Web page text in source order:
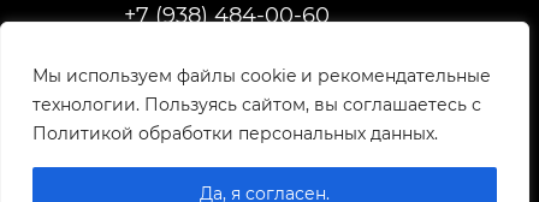
Мы используем файлы cookie и рекомендательные
технологии. Пользуясь сайтом, вы соглашаетесь с
Политикой обработки персональных данных.
Да, я согласен.
+7 (938) 484-00-60
© 1998-2025